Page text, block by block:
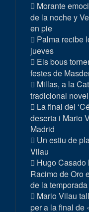
Morante
de la noche y
en pie
Palma recibe
jueves
Els bous
festes de
Millas, a la
tradicional
La final del
deserta i Mario
Madrid
Un estiu de
Vilau
Hugo Casado
Racimo de Oro
de la temporada
Mario Vilau
per a la final de